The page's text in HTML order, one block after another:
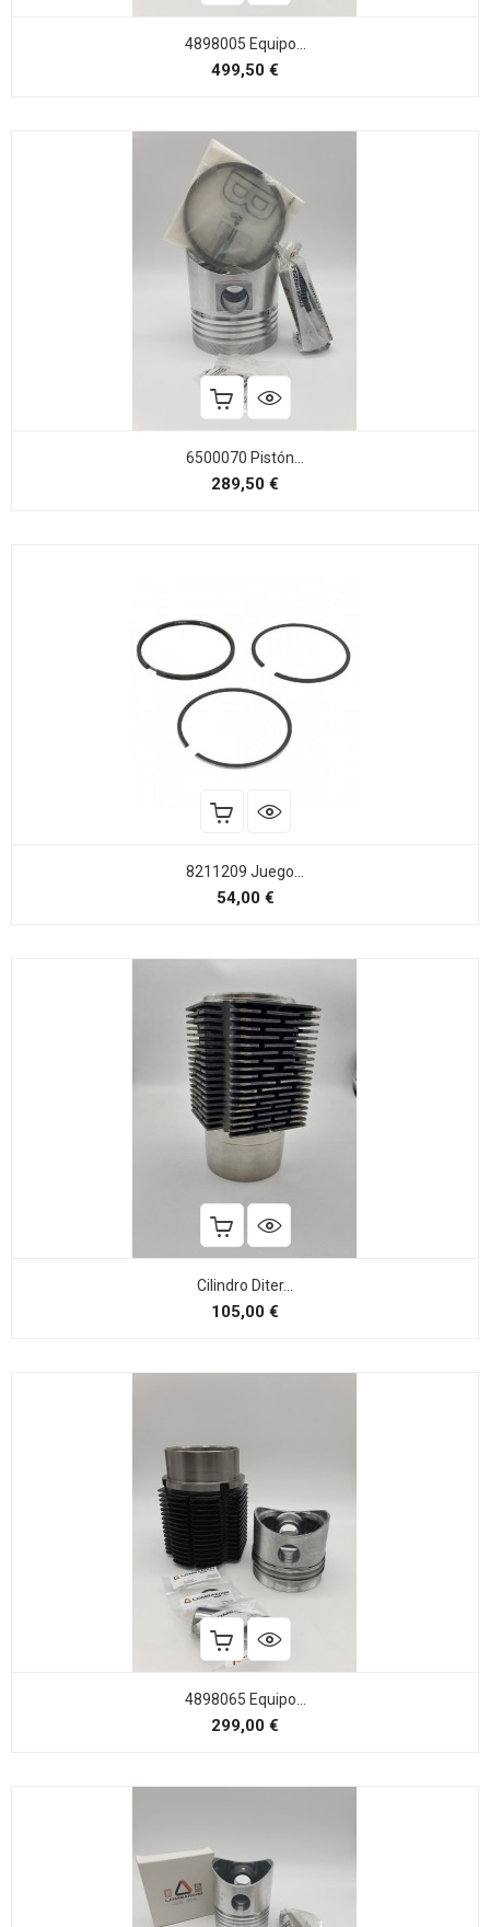
4898005 Equipo...
499,50 €
6500070 Pistón...
289,50 €
8211209 Juego...
54,00 €Precio
Cilindro Diter...
105,00 €
4898065 Equipo...
299,00 €